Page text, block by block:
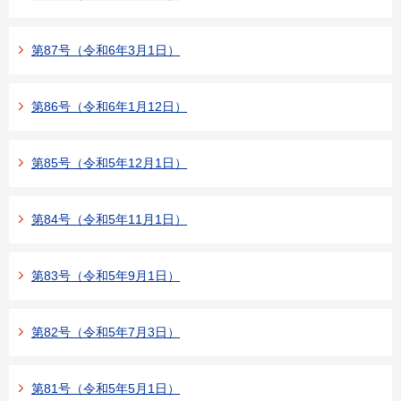
第87号（令和6年3月1日）
第86号（令和6年1月12日）
第85号（令和5年12月1日）
第84号（令和5年11月1日）
第83号（令和5年9月1日）
第82号（令和5年7月3日）
第81号（令和5年5月1日）